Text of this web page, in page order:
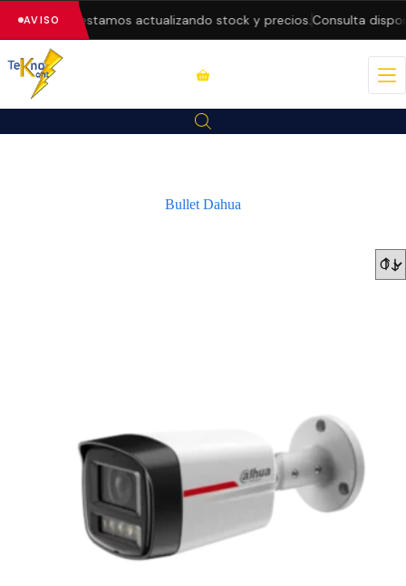
AVISO
— estamos actualizando stock y precios.Consulta
Bullet Dahua